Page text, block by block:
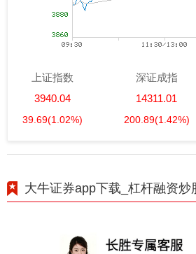
上证指数
3940.04
39.69(1.02%)
深证成指
14311.01
200.89(1.42%)
大牛证券app下载_杠杆融资炒